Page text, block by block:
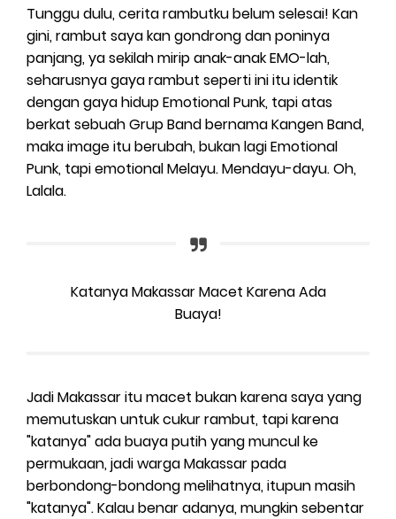
Tunggu dulu, cerita rambutku belum selesai! Kan
gini, rambut saya kan gondrong dan poninya
panjang, ya sekilah mirip anak-anak EMO-lah,
seharusnya gaya rambut seperti ini itu identik
dengan gaya hidup Emotional Punk, tapi atas
berkat sebuah Grup Band bernama Kangen Band,
maka image itu berubah, bukan lagi Emotional
Punk, tapi emotional Melayu. Mendayu-dayu. Oh,
Lalala.
Katanya Makassar Macet Karena Ada
Buaya!
Jadi Makassar itu macet bukan karena saya yang
memutuskan untuk cukur rambut, tapi karena
"katanya" ada buaya putih yang muncul ke
permukaan, jadi warga Makassar pada
berbondong-bondong melihatnya, itupun masih
"katanya". Kalau benar adanya, mungkin sebentar